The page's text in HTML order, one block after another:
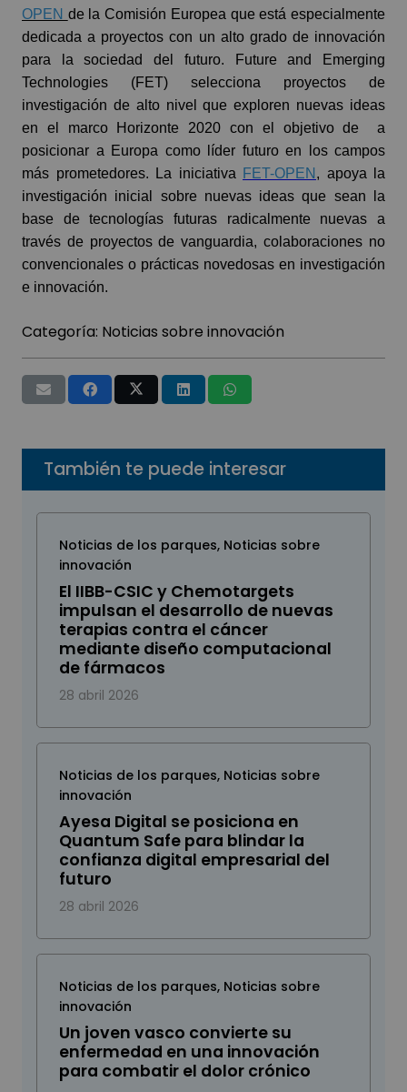
OPEN de la Comisión Europea que está especialmente
dedicada a proyectos con un alto grado de innovación
para la sociedad del futuro. Future and Emerging
Technologies (FET) selecciona proyectos de
investigación de alto nivel que exploren nuevas ideas
en el marco Horizonte 2020 con el objetivo de a
posicionar a Europa como líder futuro en los campos
más prometedores. La iniciativa
FET-OPEN , apoya la
investigación inicial sobre nuevas ideas que sean la
base de tecnologías futuras radicalmente nuevas a
través de proyectos de vanguardia, colaboraciones no
convencionales o prácticas novedosas en investigación
e innovación.
Categoría: Noticias sobre innovación
También te puede interesar
Noticias de los parques, Noticias sobre
innovación
El IIBB-CSIC y Chemotargets
impulsan el desarrollo de nuevas
terapias contra el cáncer
mediante diseño computacional
de fármacos
28 abril 2026
Noticias de los parques, Noticias sobre
innovación
Ayesa Digital se posiciona en
Quantum Safe para blindar la
confianza digital empresarial del
futuro
28 abril 2026
Noticias de los parques, Noticias sobre
innovación
Un joven vasco convierte su
enfermedad en una innovación
para combatir el dolor crónico